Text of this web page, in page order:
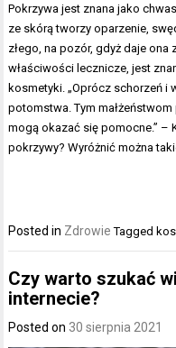
Pokrzywa jest znana jako
ze skórą tworzy oparzenie,
złego, na pozór, gdyż daje
właściwości lecznicze, jest
kosmetyki. „Oprócz schorzeń i
potomstwa. Tym
mogą okazać się pomocne.” –
pokrzywy? Wyróżnić można
Posted in Zdrowie Tagged
Czy warto szukać
internecie?
Posted on 30 sierpnia 2021